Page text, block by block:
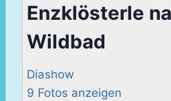
Enzklösterle
Wildbad
Diashow
9 Fotos anzeigen